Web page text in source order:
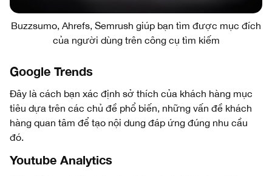
Buzzsumo, Ahrefs, Semrush giúp bạn tìm được mục đích
của người dùng trên công cụ tìm kiếm
Google Trends
Đây là cách bạn xác định sở thích của khách hàng mục
tiêu dựa trên các chủ đề phổ biến, những vấn đề khách
hàng quan tâm để tạo nội dung đáp ứng đúng nhu cầu
đó.
Youtube Analytics